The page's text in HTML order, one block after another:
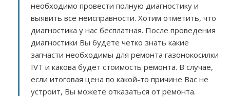
необходимо провести полную диагностику и
выявить все неисправности. Хотим отметить, что
диагностика у нас бесплатная. После проведения
диагностики Вы будете четко знать какие
запчасти необходимы для ремонта газонокосилки
IVT и какова будет стоимость ремонта. В случае,
если итоговая цена по какой-то причине Вас не
устроит, Вы можете отказаться от ремонта.